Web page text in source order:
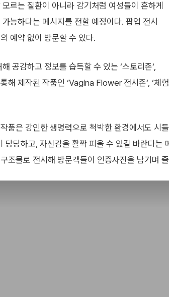
르는 질환이 아니라 감기처럼 여성들이 흔하게
능하다는 메시지를 전할 예정이다. 팝업 전시
예약 없이 방문할 수 있다.
공감하고 정보를 습득할 수 있는 ‘스토리존‘,
해 제작된 작품인 ‘Vagina Flower 전시존‘, ‘체
품은 강인한 생명력으로 척박한 환경에서도 시
당당하고, 자신감을 활짝 피울 수 있길 바란다는
조물로 전시해 방문객들이 인증사진을 남기며